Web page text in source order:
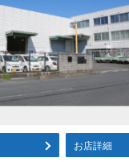
お店詳細